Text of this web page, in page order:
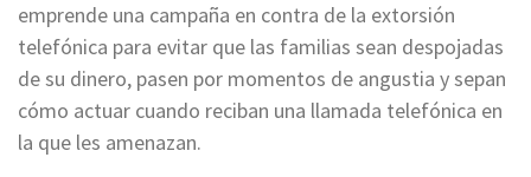
emprende una campaña en contra de la extorsión
telefónica para evitar que las familias sean despojadas
de su dinero, pasen por momentos de angustia y sepan
cómo actuar cuando reciban una llamada telefónica en
la que les amenazan.